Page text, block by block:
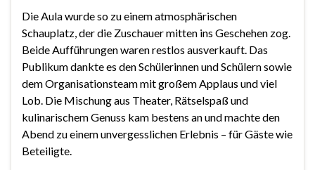
Die Aula wurde so zu einem atmosphärischen
Schauplatz, der die Zuschauer mitten ins Geschehen zog.
Beide Aufführungen waren restlos ausverkauft. Das
Publikum dankte es den Schülerinnen und Schülern sowie
dem Organisationsteam mit großem Applaus und viel
Lob. Die Mischung aus Theater, Rätselspaß und
kulinarischem Genuss kam bestens an und machte den
Abend zu einem unvergesslichen Erlebnis – für Gäste wie
Beteiligte.